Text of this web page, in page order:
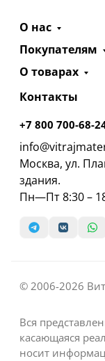
О нас
Покупателям
О товарах
Контакты
+7 800 700-68-
Москва, ул.
здания.
Пн—Пт 8:30 –
© 2006-2026
Вся
касающаяся
носит